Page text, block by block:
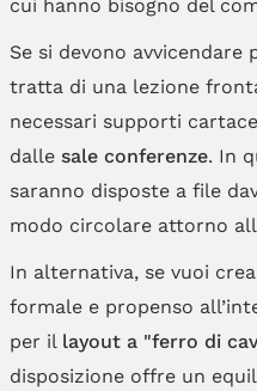
Se si devono
tratta di una lezione
necessari supporti
dalle sale conferenze. In
saranno disposte a file
modo circolare attorno
In alternativa, se vuoi
formale e propenso
per il layout a "ferro di
disposizione offre un